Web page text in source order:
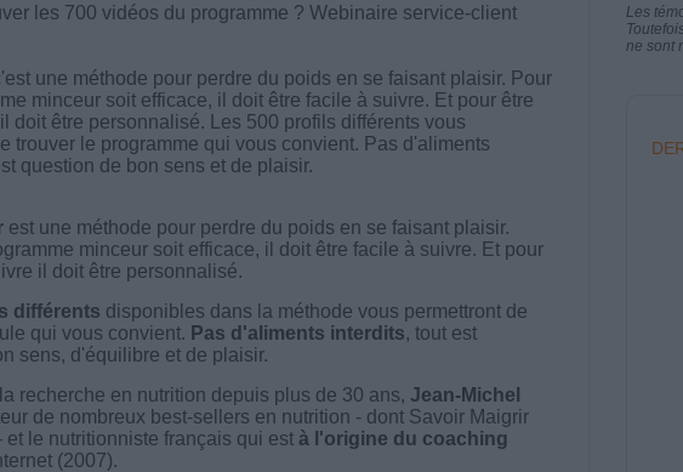
les 700 vidéos du programme ? Webinaire service-client
une méthode pour perdre du poids en se faisant plaisir. Pour
minceur soit efficace, il doit être facile à suivre. Et pour être
doit être personnalisé. Les 500 profils différents vous
trouver le programme qui vous convient. Pas d'aliments
question de bon sens et de plaisir.
est une méthode pour perdre du poids en se faisant plaisir.
minceur soit efficace, il doit être facile à suivre. Et pour
il doit être personnalisé.
différents disponibles dans la méthode vous permettront de
qui vous convient. Pas d'aliments interdits, tout est
sens, d'équilibre et de plaisir.
recherche en nutrition depuis plus de 30 ans, Jean-Michel
de nombreux best-sellers en nutrition - dont Savoir Maigrir
et le nutritionniste français qui est à l'origine du coaching
(2007).
Les
ne sont